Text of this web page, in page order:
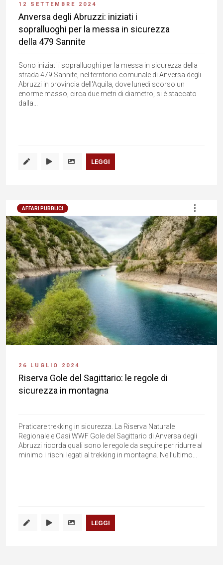
12 SETTEMBRE 2024
Anversa degli Abruzzi: iniziati i
sopralluoghi per la messa in sicurezza
della 479 Sannite
Sono iniziati i sopralluoghi per la messa in sicurezza della
strada 479 Sannite, nel territorio comunale di Anversa degli
Abruzzi in provincia dell'Aquila, dove lunedì scorso un
enorme masso, circa due metri di diametro, si è staccato
dalla...
LEGGI
AFFARI PUBBLICI
26 LUGLIO 2024
Riserva Gole del Sagittario: le regole di
sicurezza in montagna
Praticare trekking in sicurezza. La Riserva Naturale
Regionale e Oasi WWF Gole del Sagittario di Anversa degli
Abruzzi ricorda quali sono le regole da seguire per ridurre al
minimo i rischi legati al trekking in montagna. Nell’ultimo...
LEGGI